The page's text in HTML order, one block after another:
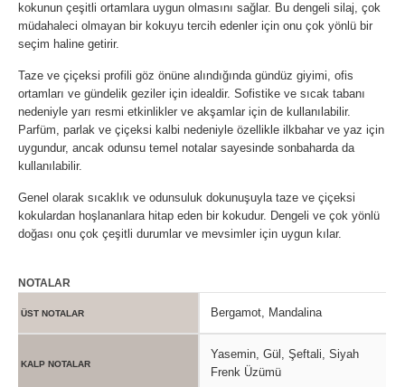
kokunun çeşitli ortamlara uygun olmasını sağlar. Bu dengeli silaj, çok
müdahaleci olmayan bir kokuyu tercih edenler için onu çok yönlü bir
seçim haline getirir.
Taze ve çiçeksi profili göz önüne alındığında gündüz giyimi, ofis
ortamları ve gündelik geziler için idealdir. Sofistike ve sıcak tabanı
nedeniyle yarı resmi etkinlikler ve akşamlar için de kullanılabilir.
Parfüm, parlak ve çiçeksi kalbi nedeniyle özellikle ilkbahar ve yaz için
uygundur, ancak odunsu temel notalar sayesinde sonbaharda da
kullanılabilir.
Genel olarak sıcaklık ve odunsuluk dokunuşuyla taze ve çiçeksi
kokulardan hoşlananlara hitap eden bir kokudur. Dengeli ve çok yönlü
doğası onu çok çeşitli durumlar ve mevsimler için uygun kılar.
NOTALAR
ÜST NOTALAR Bergamot, Mandalina
KALP NOTALAR
Yasemin, Gül, Şeftali, Siyah
Frenk Üzümü